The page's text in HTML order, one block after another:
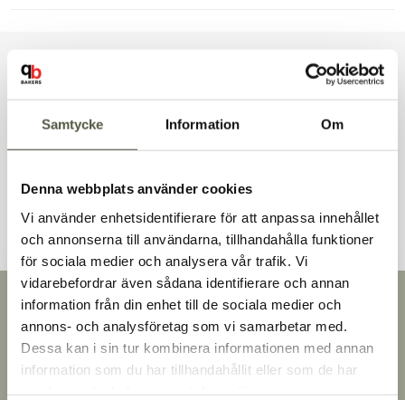
Samtycke Information Om
Denna webbplats använder cookies
Vi använder enhetsidentifierare för att anpassa innehållet
och annonserna till användarna, tillhandahålla funktioner
för sociala medier och analysera vår trafik. Vi
vidarebefordrar även sådana identifierare och annan
information från din enhet till de sociala medier och
annons- och analysföretag som vi samarbetar med.
Dessa kan i sin tur kombinera informationen med annan
information som du har tillhandahållit eller som de har
Liknande produkter
Andra kunder tittade även på
Snabb leverans
Leverans inom 3-5 arbetsdagar.
Brett sortiment
Över 30 000 produkter
Egen produktion
Välkommen till Bakers!
Handlar du som företag eller privatperson?
Fortsätt som privatperson